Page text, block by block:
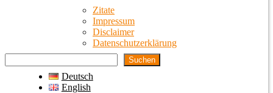
Zitate
Impressum
Disclaimer
Datenschutzerklärung
Suchen
Deutsch
English